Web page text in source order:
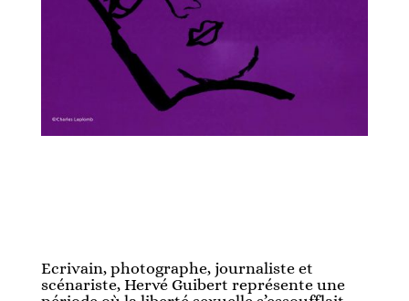
Ecrivain, photographe, journaliste et
scénariste, Hervé Guibert représente une